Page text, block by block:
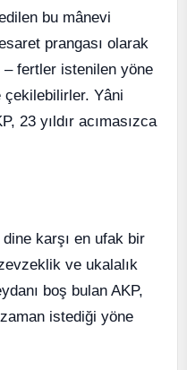
bu mânevi
prangası olarak
– fertler istenilen yöne
Yâni
23 yıldır acımasızca
karşı en ufak bir
ve ukalalık
boş bulan AKP,
istediği yöne